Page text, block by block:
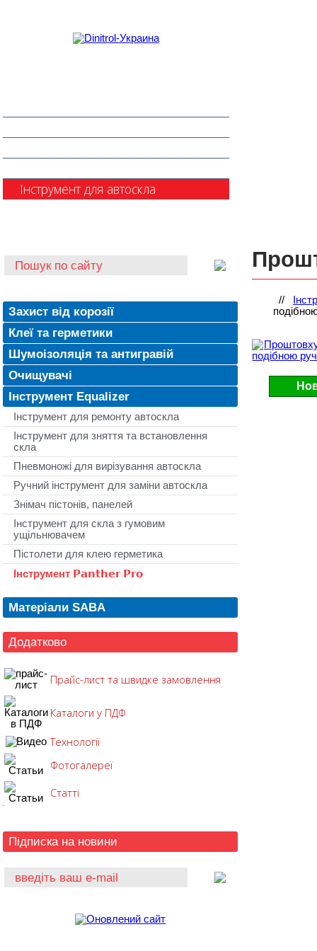
Інструмент для автоскла
Захист від корозії
Клеї та герметики
Шумоізоляція та антигравій
Очищувачі
Інструмент Equalizer
Інструмент для ремонту автоскла
Інструмент для зняття та встановлення
скла
Пневмоножі для вирізування автоскла
Ручний інструмент для заміни автоскла
Знімач пістонів, панелей
Інструмент для скла з гумовим
ущільнювачем
Пістолети для клею герметика
Інструмент 𝗣𝗮𝗻𝘁𝗵𝗲𝗿 𝗣𝗿𝗼
Матеріали SABA
Додатково
Прайс-лист та швидке замовлення
Каталоги у ПДФ
Технології
Фотогалереї
Статті
Підписка на новини
//